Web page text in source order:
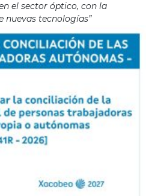
el sector óptico, con la
nuevas tecnologías”